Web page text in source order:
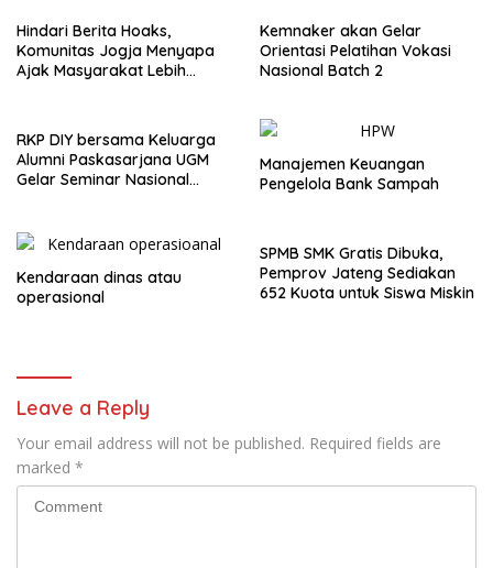
Hindari Berita Hoaks,
Komunitas Jogja Menyapa
Ajak Masyarakat Lebih
Kemnaker akan Gelar
Orientasi Pelatihan Vokasi
Nasional Batch 2
RKP DIY bersama Keluarga
Alumni Paskasarjana UGM
Gelar Seminar Nasional
Manajemen Keuangan
Pengelola Bank Sampah
Kendaraan dinas atau
operasional
SPMB SMK Gratis Dibuka,
Pemprov Jateng Sediakan
652 Kuota untuk Siswa Miskin
Leave a Reply
Your email address will not be published. Required fields are
marked *